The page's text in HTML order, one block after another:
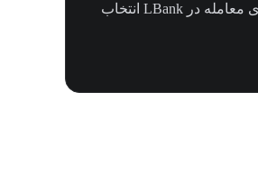
ارزهای دیجیتال را برای معامله در LBank انتخاب